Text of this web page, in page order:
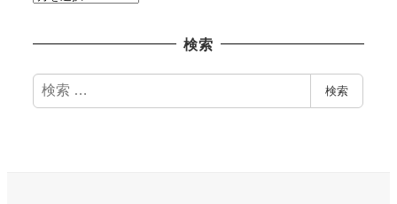
ブ
検索
検
索
検索